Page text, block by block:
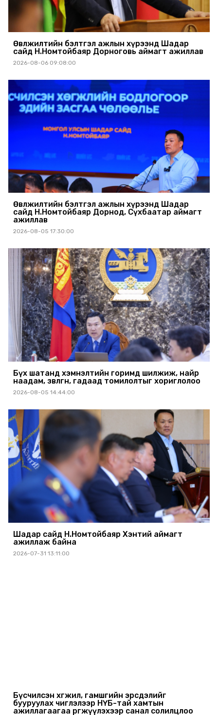
Өвөлжилтийн бэлтгэл ажлын хүрээнд Шадар
сайд Н.Номтойбаяр Дорноговь аймагт ажиллав
2026-08-06 09:08:00
Өвөлжилтийн бэлтгэл ажлын хүрээнд Шадар
сайд Н.Номтойбаяр Дорнод, Сүхбаатар аймагт
ажиллав
2026-08-05 17:30:00
Бүх шатанд хэмнэлтийн горимд шилжиж, найр
наадам, зөвлөгөөн, гадаад томилолтыг хориглолоо
2026-08-05 14:44:00
Шадар сайд Н.Номтойбаяр Хэнтий аймагт
ажиллаж байна
2026-07-31 13:11:00
Бүсчилсэн хөгжил, гамшгийн эрсдэлийг
бууруулах чиглэлээр НҮБ-тай хамтын
ажиллагаагаа өргөжүүлэхээр санал солилцлоо